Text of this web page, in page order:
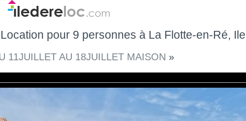
pour 9 personnes à La Flotte-en-Ré,
11JUILLET AU 18JUILLET MAISON »